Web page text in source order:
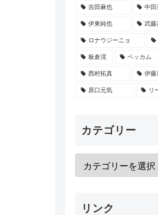
吉田麻也 中田
伊東純也 武藤
ロナウジーニョ
板倉滉 ベッカム
西村拓真 伊藤
原口元気 リ
カテゴリー
リンク